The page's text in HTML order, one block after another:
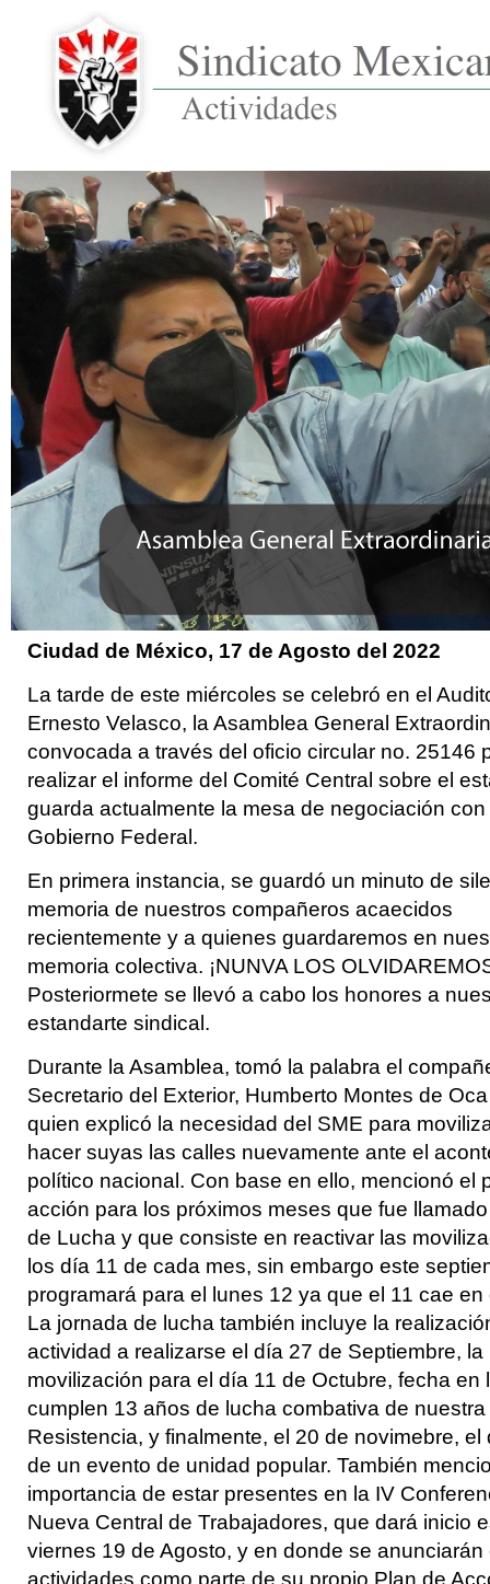
Ciudad de México, 17 de Agosto del 2022
La tarde de este miércoles se celebró en el
Ernesto Velasco, la Asamblea General
convocada a través del oficio circular no. 25146
realizar el informe del Comité Central sobre el
guarda actualmente la mesa de negociación con
Gobierno Federal.
En primera instancia, se guardó un minuto de
memoria de nuestros compañeros acaecidos
recientemente y a quienes guardaremos en
memoria colectiva. ¡NUNVA LOS
Posteriormete se llevó a cabo los honores a
estandarte sindical.
Durante la Asamblea, tomó la palabra el
Secretario del Exterior, Humberto Montes de
quien explicó la necesidad del SME para
hacer suyas las calles nuevamente ante el
político nacional. Con base en ello, mencionó el
acción para los próximos meses que fue
de Lucha y que consiste en reactivar las
los día 11 de cada mes, sin embargo este
programará para el lunes 12 ya que el 11 cae en
La jornada de lucha también incluye la
actividad a realizarse el día 27 de Septiembre, la
movilización para el día 11 de Octubre, fecha en
cumplen 13 años de lucha combativa de
Resistencia, y finalmente, el 20 de novimebre, el
de un evento de unidad popular. También
importancia de estar presentes en la IV
Nueva Central de Trabajadores, que dará inicio
viernes 19 de Agosto, y en donde se anunciarán
actividades como parte de su propio Plan de